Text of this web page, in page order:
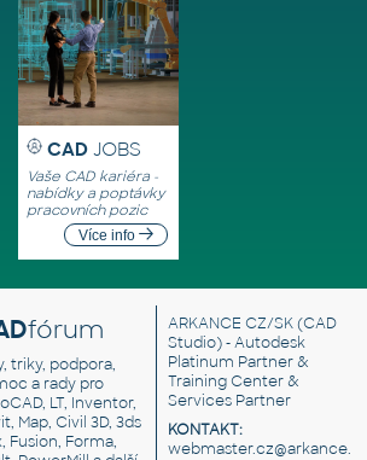
CAD JOBS
Vaše CAD kariéra -
nabídky a poptávky
pracovních pozic
Více info
fórum
triky, podpora,
a rady pro
LT, Inventor,
Map, Civil 3D, 3ds
Fusion, Forma,
ARKANCE CZ/SK(CAD
Studio) - Autodesk
Platinum Partner &
Training Center &
Services Partner
KONTAKT: